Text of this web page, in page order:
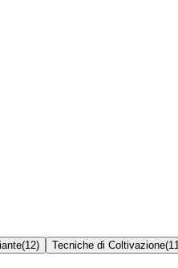
(12) Tecniche di Coltivazione(11